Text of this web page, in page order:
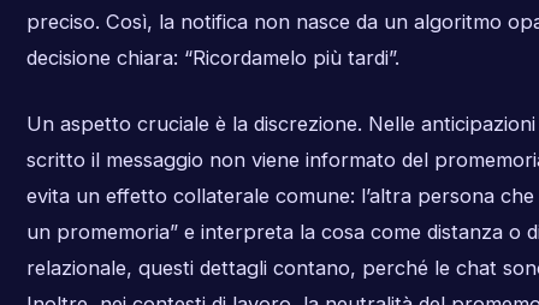
preciso. Così, la notifica non nasce da un algoritmo
decisione chiara: “Ricordamelo più tardi”.
Un aspetto cruciale è la discrezione. Nelle
scritto il messaggio non viene informato del
evita un effetto collaterale comune: l’altra persona
un promemoria” e interpreta la cosa come distanza o
relazionale, questi dettagli contano, perché le chat